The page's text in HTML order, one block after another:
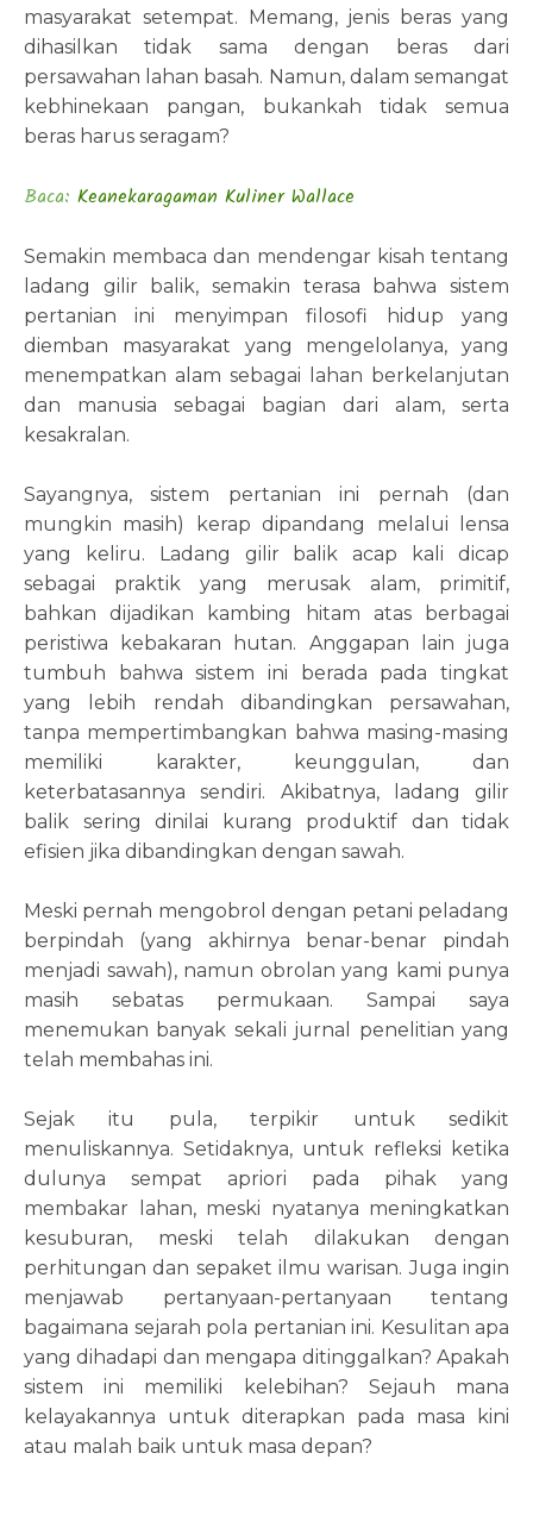
masyarakat setempat. Memang, jenis beras yang
dihasilkan tidak sama dengan beras dari
persawahan lahan basah. Namun, dalam semangat
kebhinekaan pangan, bukankah tidak semua
beras harus seragam?
Baca: Keanekaragaman Kuliner Wallace
Semakin membaca dan mendengar kisah tentang
ladang gilir balik, semakin terasa bahwa sistem
pertanian ini menyimpan filosofi hidup yang
diemban masyarakat yang mengelolanya, yang
menempatkan alam sebagai lahan berkelanjutan
dan manusia sebagai bagian dari alam, serta
kesakralan.
Sayangnya, sistem pertanian ini pernah (dan
mungkin masih) kerap dipandang melalui lensa
yang keliru. Ladang gilir balik acap kali dicap
sebagai praktik yang merusak alam, primitif,
bahkan dijadikan kambing hitam atas berbagai
peristiwa kebakaran hutan. Anggapan lain juga
tumbuh bahwa sistem ini berada pada tingkat
yang lebih rendah dibandingkan persawahan,
tanpa mempertimbangkan bahwa masing-masing
memiliki karakter, keunggulan, dan
keterbatasannya sendiri. Akibatnya, ladang gilir
balik sering dinilai kurang produktif dan tidak
efisien jika dibandingkan dengan sawah.
Meski pernah mengobrol dengan petani peladang
berpindah (yang akhirnya benar-benar pindah
menjadi sawah), namun obrolan yang kami punya
masih sebatas permukaan. Sampai saya
menemukan banyak sekali jurnal penelitian yang
telah membahas ini.
Sejak itu pula, terpikir untuk sedikit
menuliskannya. Setidaknya, untuk refleksi ketika
dulunya sempat apriori pada pihak yang
membakar lahan, meski nyatanya meningkatkan
kesuburan, meski telah dilakukan dengan
perhitungan dan sepaket ilmu warisan. Juga ingin
menjawab pertanyaan-pertanyaan tentang
bagaimana sejarah pola pertanian ini. Kesulitan apa
yang dihadapi dan mengapa ditinggalkan? Apakah
sistem ini memiliki kelebihan? Sejauh mana
kelayakannya untuk diterapkan pada masa kini
atau malah baik untuk masa depan?